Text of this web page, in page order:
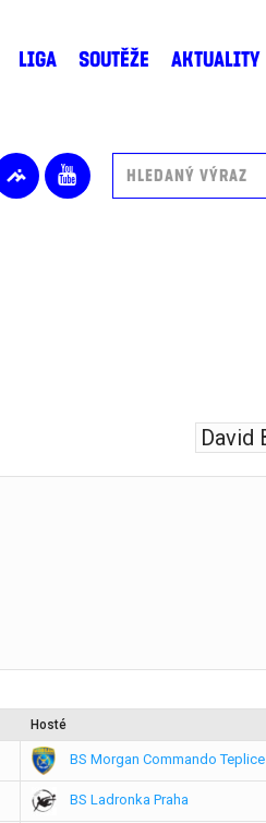
LIGA SOUTĚŽE AKTUALITY
Hosté
BS Morgan Commando Teplice
BS Ladronka Praha